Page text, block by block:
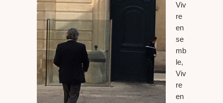
Viv
re
en
se
mb
le,
Viv
re
en